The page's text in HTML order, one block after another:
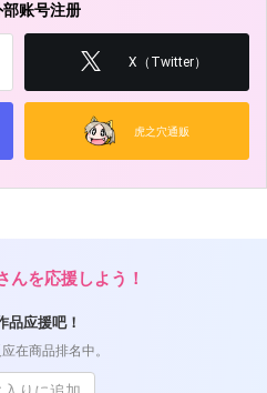
账号注册
X（Twitter）
虎之穴通贩
んを応援しよう！
品应援吧！
在商品排名中。